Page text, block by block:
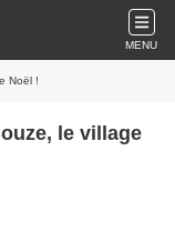
MENU
Noël !
le village